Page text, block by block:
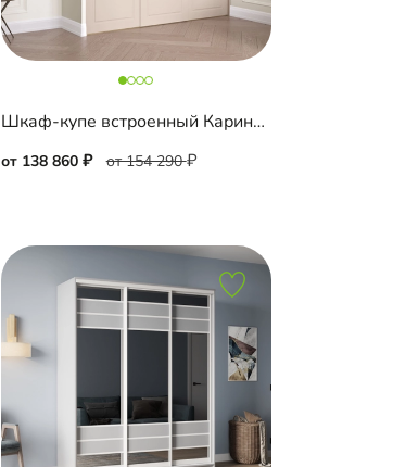
Шкаф-купе встроенный Карини-3-2
от 138 860 от 154 290